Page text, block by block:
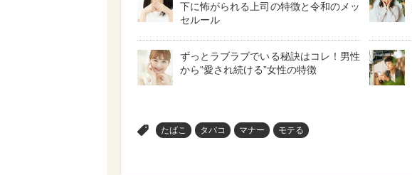
下に怖がられる上司の特徴と令和のメッ
セルール
ずっとラブラブでいる秘訣はコレ！男性
から“愛され続ける”女性の特徴
たばこ タバコ マナー モテる